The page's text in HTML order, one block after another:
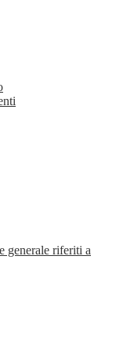
generale riferiti a